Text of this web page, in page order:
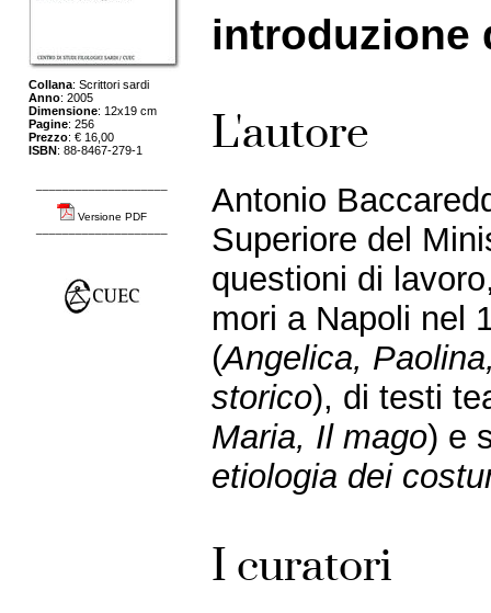
Collana: Scrittori sardi
Anno: 2005
Dimensione: 12x19 cm
Pagine: 256
Prezzo: € 16,00
ISBN: 88-8467-279-1
Versione PDF
introduzione
L'autore
Antonio
Superiore del
questioni di
mori a Napoli nel
(Angelica,
storico), di testi
Maria, Il mago) e
etiologia dei
I curatori